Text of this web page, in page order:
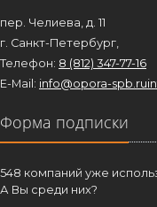
пер. Челиева, д. 11
г. Санкт-Петербург,
Телефон: 8 (812) 347-77-16
E-Mail: info@opora-spb.ru
Форма подписки
548 компаний уже
А Вы среди них?